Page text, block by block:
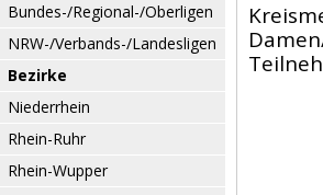
Bundes-/Regional-/Oberligen
NRW-/Verbands-/Landesligen
Bezirke
Niederrhein
Rhein-Ruhr
Rhein-Wupper